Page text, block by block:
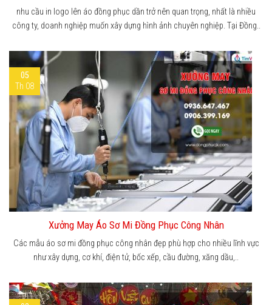
nhu cầu in logo lên áo đồng phục dần trở nên quan trọng, nhất là nhiều
công ty, doanh nghiệp muốn xây dựng hình ảnh chuyên nghiệp. Tại Đồng..
05
Th 08
Xưởng May Áo Sơ Mi Đồng Phục Công Nhân
Các mẫu áo sơ mi đồng phục công nhân đẹp phù hợp cho nhiều lĩnh vực
như xây dựng, cơ khí, điện tử, bốc xếp, cầu đường, xăng dầu,..